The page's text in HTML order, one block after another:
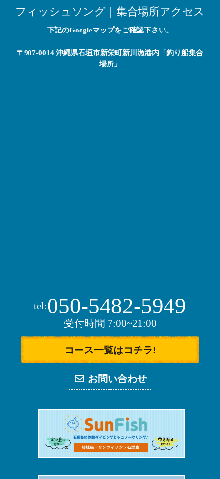
フィッシュソング｜集合場所アクセス
下記のGoogleマップをご確認下さい。
〒907-0014 沖縄県石垣市新栄町新川漁港内「釣り船集合
場所」
tel:050-5482-5949
受付時間 7:00~21:00
コース一覧はコチラ!
お問い合わせ